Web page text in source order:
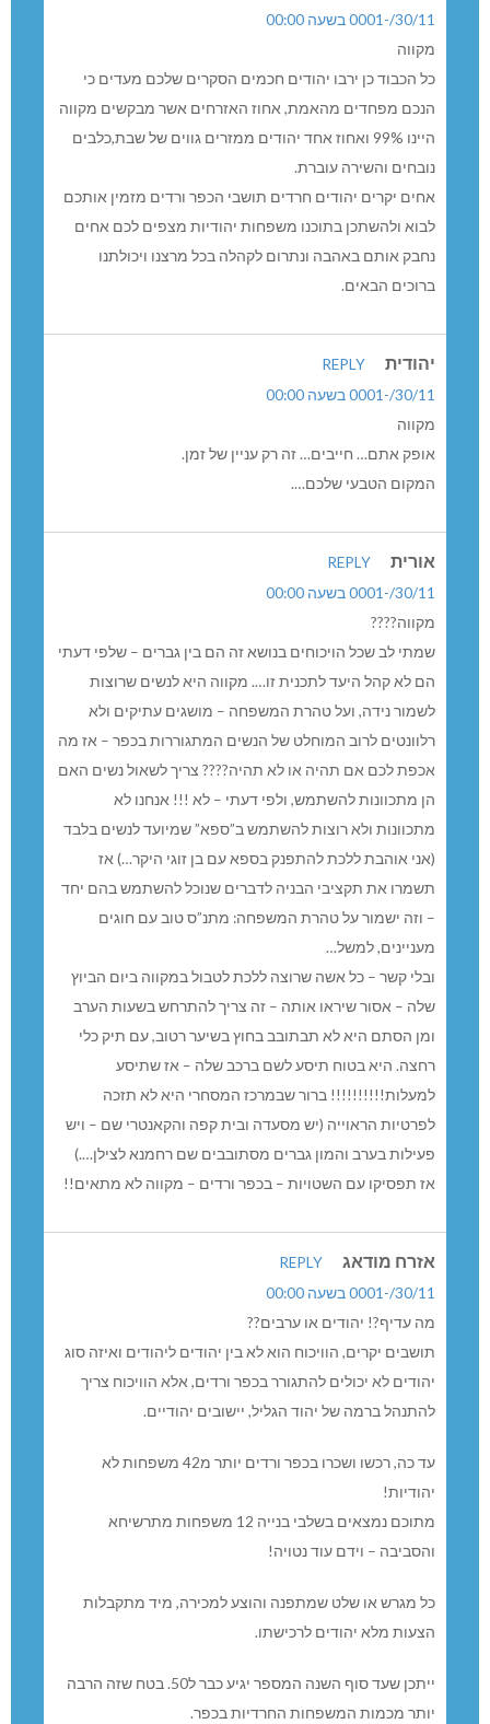
הכבוד כן ירבו יהודים חכמים הסקרים שלכם מעדים כי
מפחדים מהאמת, אחוז האזרחים אשר מבקשים מקווה
היינו 99% ואחוז אחד יהודים ממזרים גווים של שבת,כלבים
והשירה עוברת.
יקרים יהודים חרדים תושבי הכפר ורדים מזמין אותכם
ולהשתכן בתוכנו משפחות יהודיות מצפים לכם אחים
אותם באהבה ונתרום לקהלה בכל מרצנו ויכולתנו
הבאים.
REPLY
אתם… חייבים… זה רק עניין של זמן.
הטבעי שלכם….
REPLY
לב שכל הויכוחים בנושא זה הם בין גברים – שלפי דעתי
לא קהל היעד לתכנית זו…. מקווה היא לנשים שרוצות
נידה, ועל טהרת המשפחה – מושגים עתיקים ולא
לרוב המוחלט של הנשים המתגוררות בכפר – אז מה
לכם אם תהיה או לא תהיה???? צריך לשאול נשים האם
מתכוונות להשתמש, ולפי דעתי – לא !!! אנחנו לא
ולא רוצות להשתמש ב”ספא” שמיועד לנשים בלבד
אוהבת ללכת להתפנק בספא עם בן זוגי היקר…) אז
את תקציבי הבניה לדברים שנוכל להשתמש בהם יחד
וזה ישמור על טהרת המשפחה: מתנ”ס טוב עם חוגים
למשל…
קשר – כל אשה שרוצה ללכת לטבול במקווה ביום הביוץ
– אסור שיראו אותה – זה צריך להתרחש בשעות הערב
הסתם היא לא תבתובב בחוץ בשיער רטוב, עם תיק כלי
היא בטוח תיסע לשם ברכב שלה – אז שתיסע
ברור שבמרכז המסחרי היא לא תזכה
הראוייה (יש מסעדה ובית קפה והקאנטרי שם – ויש
בערב והמון גברים מסתובבים שם רחמנא לצילן….)
תפסיקו עם השטויות – בכפר ורדים – מקווה לא מתאים!!
מודאג
REPLY
עדיף?! יהודים או ערבים??
יקרים, הוויכוח הוא לא בין יהודים ליהודים ואיזה סוג
לא יכולים להתגורר בכפר ורדים, אלא הוויכוח צריך
ברמה של יהוד הגליל, יישובים יהודיים.
עד כה, רכשו ושכרו בכפר ורדים יותר מ42 משפחות לא
מתוכם נמצאים בשלבי בנייה 12 משפחות מתרשיחא
– וידם עוד נטויה!
מגרש או שלט שמתפנה והוצע למכירה, מיד מתקבלות
מלא יהודים לרכישתו.
ייתכן שעד סוף השנה המספר יגיע כבר ל50. בטח שזה הרבה
מכמות המשפחות החרדיות בכפר.